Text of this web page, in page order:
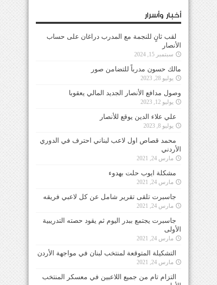
أخبار وأسرار
لقب ثانٍ للنجمة مع المدرب دراغان على حساب
الأنصار
سبتمبر 15, 2024
مالك حسون مدرباً للتضامن صور
يوليو 28, 2023
وصول مدافع الأنصار الجديد المالي يعقوبا
يوليو 12, 2023
علي علاء الدين يوقع للأنصار
يوليو 8, 2023
محمد قصاص اول لاعب لبناني احترف في الدوري
الأردني
مارس 24, 2021
مشكلة ايوب حلت بهدوء
مارس 24, 2021
جاسبرت تلقى تقرير شامل عن كل لاعبي فريقه
مارس 24, 2021
جاسبرت يجتمع ببدر اليوم ثم يقود حصته التدريبية
الأولى
مارس 24, 2021
التشكيلة المتوقعة لمنتخب لبنان في مواجهة الأردن
مارس 24, 2021
التزام تام من جميع اللاعبين في معسكر المنتخب